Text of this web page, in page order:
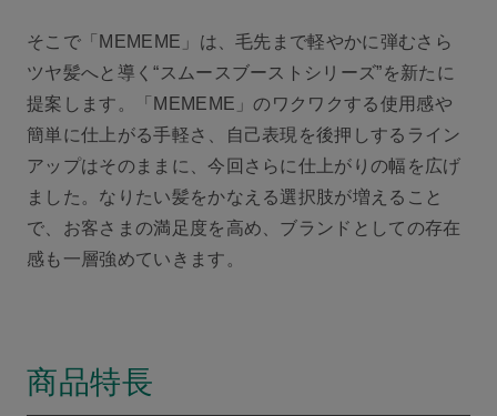
そこで「MEMEME」は、毛先まで軽やかに弾むさら
ツヤ髪へと導く“スムースブーストシリーズ”を新たに
提案します。「MEMEME」のワクワクする使用感や
簡単に仕上がる手軽さ、自己表現を後押しするライン
アップはそのままに、今回さらに仕上がりの幅を広げ
ました。なりたい髪をかなえる選択肢が増えること
で、お客さまの満足度を高め、ブランドとしての存在
感も一層強めていきます。
商品特長